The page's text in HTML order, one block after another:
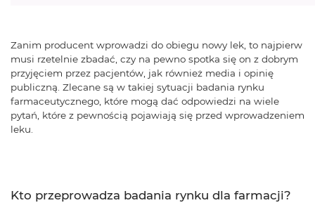
Zanim producent wprowadzi do obiegu nowy lek, to najpierw
musi rzetelnie zbadać, czy na pewno spotka się on z dobrym
przyjęciem przez pacjentów, jak również media i opinię
publiczną. Zlecane są w takiej sytuacji badania rynku
farmaceutycznego, które mogą dać odpowiedzi na wiele
pytań, które z pewnością pojawiają się przed wprowadzeniem
leku.
Kto przeprowadza badania rynku dla farmacji?